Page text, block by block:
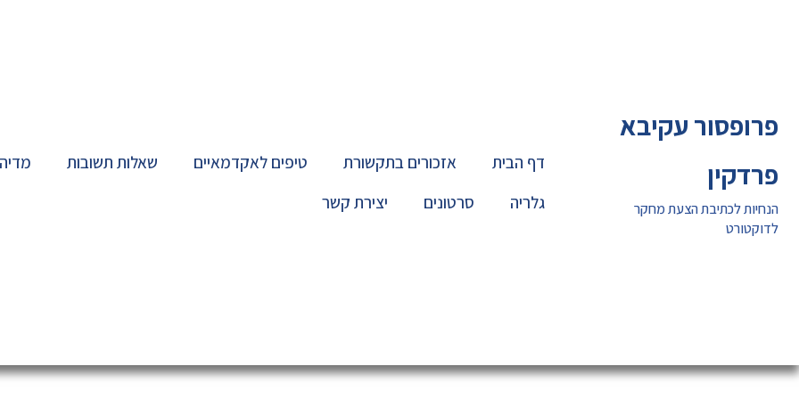
פרופסור עקיבא
פרדקין
הנחיות לכתיבת הצעת מחקר
לדוקטורט
דף הבית אזכורים בתקשורת טיפים לאקדמאיים שאלות תשובות מדיה
גלריה
סרטונים יצירת קשר